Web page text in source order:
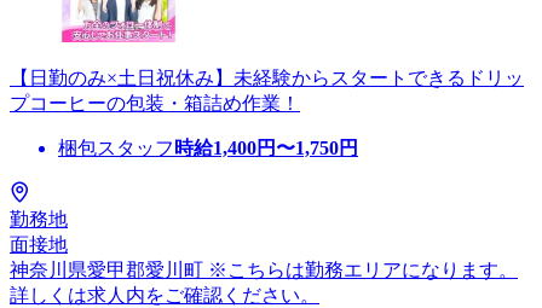
【日勤のみ×土日祝休み】未経験からスタートできるドリッ
プコーヒーの包装・箱詰め作業！
梱包スタッフ 時給1,400円〜1,750円
勤務地
面接地
神奈川県愛甲郡愛川町 ※こちらは勤務エリアになります。
詳しくは求人内をご確認ください。